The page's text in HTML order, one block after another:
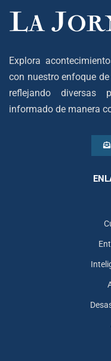
Explora
con nuestro enfoque
reflejando diversas
informado de manera